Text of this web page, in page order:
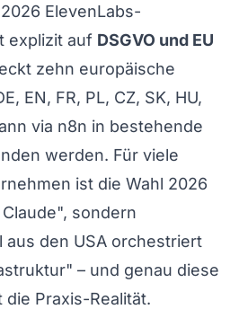
ElevenLabs-
explizit auf DSGVO und EU
zehn europäische
EN, FR, PL, CZ, SK, HU,
via n8n in bestehende
werden. Für viele
ist die Wahl 2026
sondern
aus den USA orchestriert
– und genau diese
Praxis-Realität.